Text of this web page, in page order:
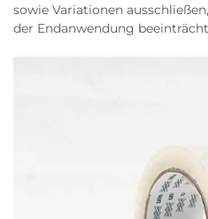
sowie Variationen
der Endanwendung